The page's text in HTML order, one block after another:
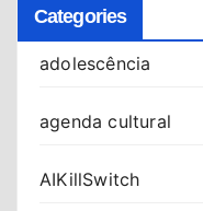
Categories
adolescência
agenda cultural
AIKillSwitch